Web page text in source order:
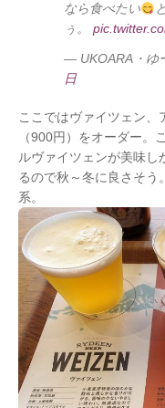
なら食べたい
ぅ。
— UKOARA・ゆ
日
ここではヴァイツェン、
（900円）をオーダー。
ルヴァイツェンが美味し
るので秋～冬に良さそう
系。